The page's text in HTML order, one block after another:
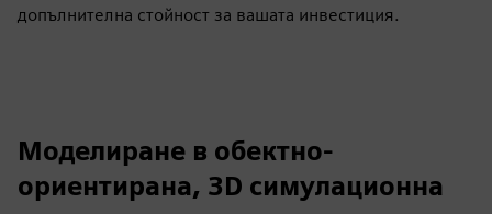
допълнителна стойност за вашата инвестиция.
Моделиране в обектно-
ориентирана, 3D симулационна